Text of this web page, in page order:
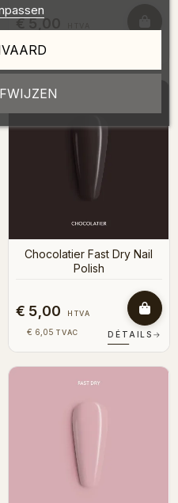
€ 5,00
€ 6,05
Chocolatier Fast Dry Nail
Polish
€ 5,00 HTVA
€ 6,05 TVAC DÉTAILS →